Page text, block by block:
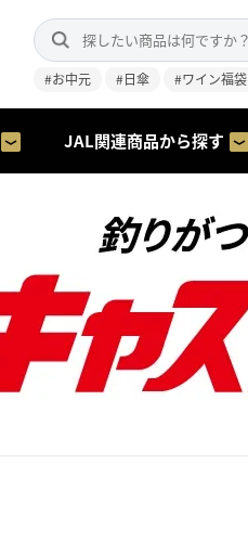
#お中元 #日傘 #ワイン福袋
JAL関連商品から探す